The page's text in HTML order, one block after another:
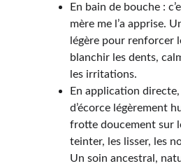
En bain de bouche :
mère me l’a apprise.
légère pour renforcer
blanchir les dents,
les irritations.
En application
d’écorce légèrement
frotte doucement sur
teinter, les lisser, les
Un soin ancestral,